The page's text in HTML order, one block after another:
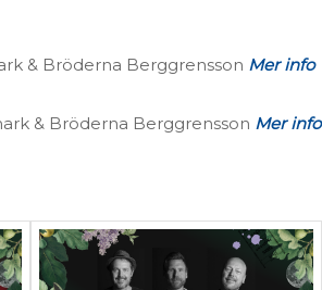
& Bröderna Berggrensson Mer info
& Bröderna Berggrensson Mer info